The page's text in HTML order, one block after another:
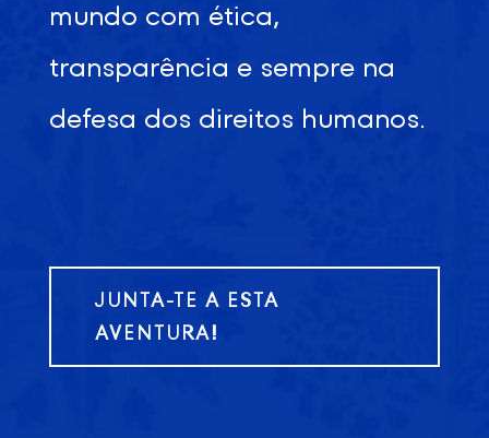
mundo com ética,
transparência e sempre na
defesa dos direitos humanos.
JUNTA-TE A ESTA
AVENTURA!